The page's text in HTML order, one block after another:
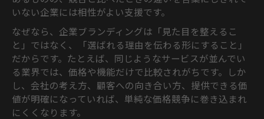
いない企業には相性がよい支援です。
なぜなら、企業ブランディングは「見た目を整えるこ
と」ではなく、「選ばれる理由を伝わる形にすること」
だからです。たとえば、同じようなサービスが並んでい
る業界では、価格や機能だけで比較されがちです。しか
し、会社の考え方、顧客への向き合い方、提供できる価
値が明確になっていれば、単純な価格競争に巻き込まれ
にくくなります。